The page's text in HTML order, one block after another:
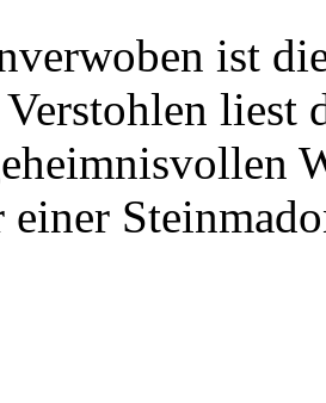
ist
liest
einer